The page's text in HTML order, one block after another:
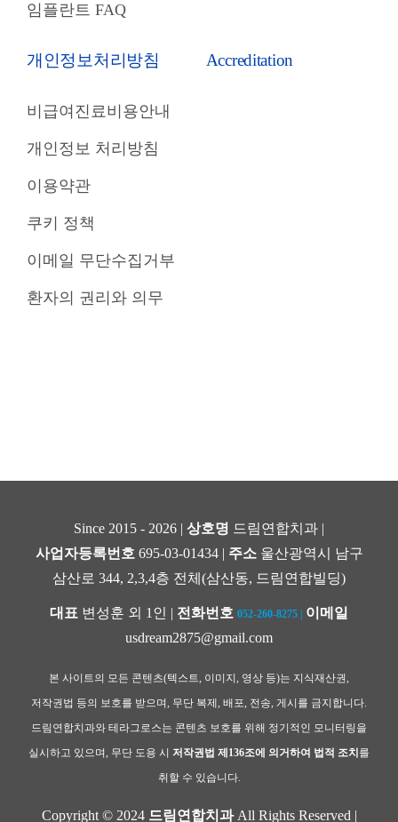
임플란트 FAQ
개인정보처리방침
비급여진료비용안내
개인정보 처리방침
이용약관
쿠키 정책
이메일 무단수집거부
환자의 권리와 의무
Accreditation
Since 2015 - 2026 | 상호명 드림연합치과 |
사업자등록번호 695-03-01434 | 주소울산광역시 남구
삼산로 344, 2,3,4층 전체(삼산동, 드림연합빌딩)
대표 변성훈 외 1인 | 전화번호 052-260-8275
이메일
usdream2875@gmail.com
본 사이트의 모든 콘텐츠(텍스트, 이미지, 영상 등)는 지식재산권,
저작권법 등의 보호를 받으며, 무단 복제, 배포, 전송, 게시를 금지합니다.
드림연합치과와 테라그로스는 콘텐츠 보호를 위해 정기적인 모니터링을
실시하고 있으며, 무단 도용 시 저작권법 제136조에 의거하여 법적 조치 를
취할 수 있습니다.
Copyright © 2024 드림연합치과All Rights Reserved |